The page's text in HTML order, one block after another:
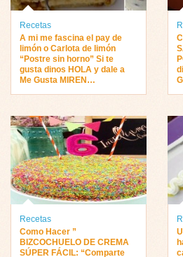
Recetas
A mi me fascina el pay de
limón o Carlota de limón
“Postre sin horno” Si te
gusta dinos HOLA y dale a
Me Gusta MIREN…
Recetas
Como Hacer ”
BIZCOCHUELO DE CREMA
SÚPER FÁCIL: “Comparte